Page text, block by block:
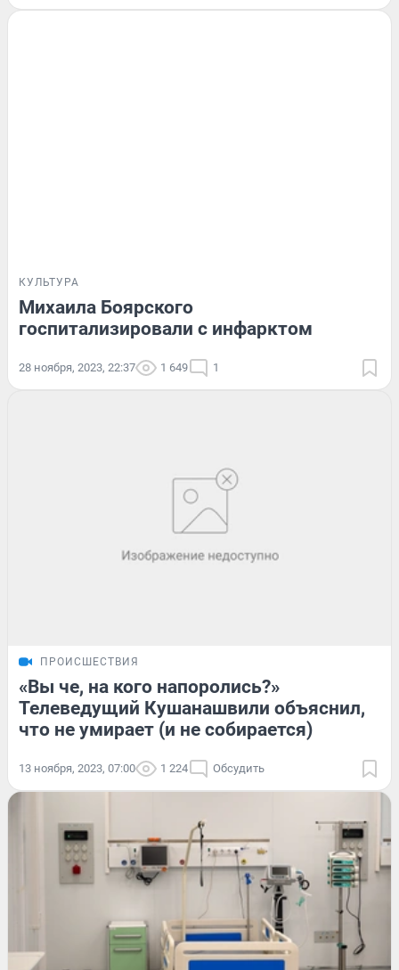
КУЛЬТУРА
Михаила Боярского
госпитализировали с инфарктом
28 ноября, 2023, 22:37 1 649 1
ПРОИСШЕСТВИЯ
«Вы че, на кого напоролись?»
Телеведущий Кушанашвили объяснил,
что не умирает (и не собирается)
13 ноября, 2023, 07:00 1 224 Обсудить